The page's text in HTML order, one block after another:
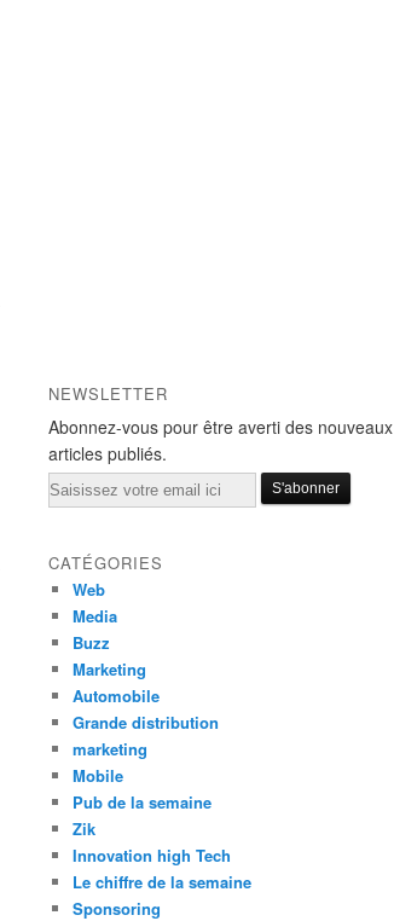
NEWSLETTER
Abonnez-vous pour être averti des nouveaux
articles publiés.
Email
CATÉGORIES
Web
Media
Buzz
Marketing
Automobile
Grande distribution
marketing
Mobile
Pub de la semaine
Zik
Innovation high Tech
Le chiffre de la semaine
Sponsoring